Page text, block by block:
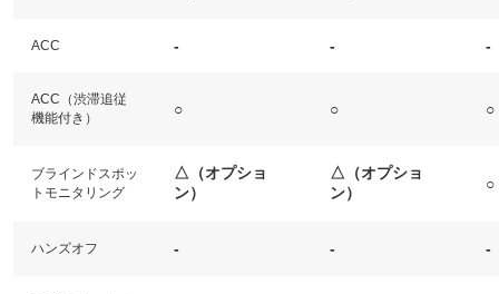
ACC - - -
ACC（渋滞追従
機能付き）
○ ○ ○
ブラインドスポッ
トモニタリング
△（オプショ
ン）
△（オプショ
ン）
○
ハンズオフ - - -